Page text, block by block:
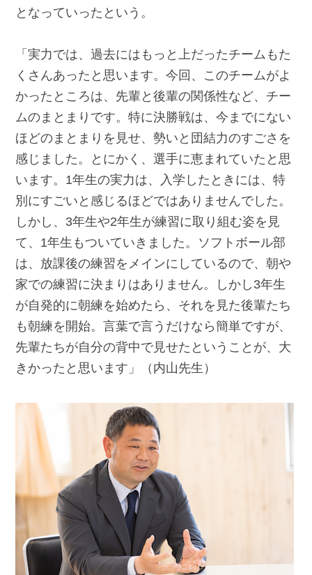
となっていったという。
「実力では、過去にはもっと上だったチームもた
くさんあったと思います。今回、このチームがよ
かったところは、先輩と後輩の関係性など、チー
ムのまとまりです。特に決勝戦は、今までにない
ほどのまとまりを見せ、勢いと団結力のすごさを
感じました。とにかく、選手に恵まれていたと思
います。1年生の実力は、入学したときには、特
別にすごいと感じるほどではありませんでした。
しかし、3年生や2年生が練習に取り組む姿を見
て、1年生もついていきました。ソフトボール部
は、放課後の練習をメインにしているので、朝や
家での練習に決まりはありません。しかし3年生
が自発的に朝練を始めたら、それを見た後輩たち
も朝練を開始。言葉で言うだけなら簡単ですが、
先輩たちが自分の背中で見せたということが、大
きかったと思います」（内山先生）